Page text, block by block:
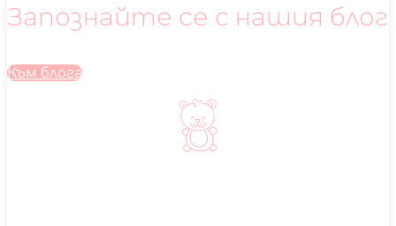
Запознайте се с нашия блог
Към блога